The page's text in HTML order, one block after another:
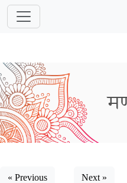
« Previous Next »